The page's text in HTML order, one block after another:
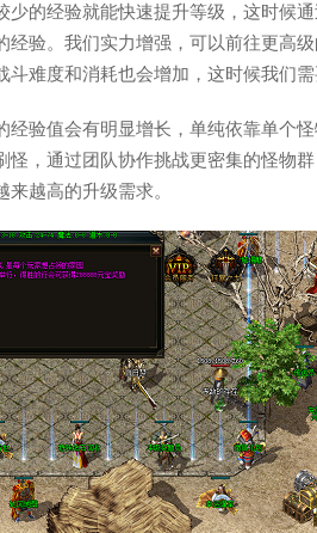
少的经验就能快速提升等级，这时候
经验。我们实力增强，可以前往更高
难度和消耗也会增加，这时候我们需
经验值会有明显增长，单纯依靠单个
怪，通过团队协作挑战更密集的怪物
越高的升级需求。